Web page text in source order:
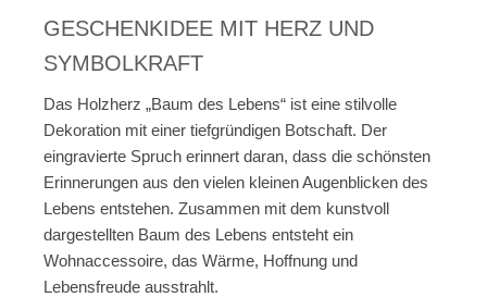
GESCHENKIDEE MIT HERZ UND
SYMBOLKRAFT
Das Holzherz „Baum des Lebens“ ist eine stilvolle
Dekoration mit einer tiefgründigen Botschaft. Der
eingravierte Spruch erinnert daran, dass die schönsten
Erinnerungen aus den vielen kleinen Augenblicken des
Lebens entstehen. Zusammen mit dem kunstvoll
dargestellten Baum des Lebens entsteht ein
Wohnaccessoire, das Wärme, Hoffnung und
Lebensfreude ausstrahlt.